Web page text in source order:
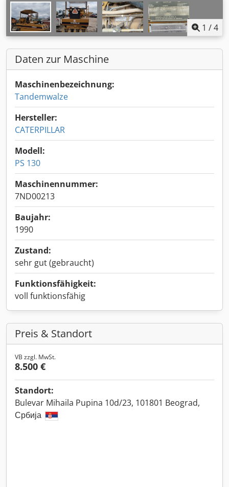
1 /4
Daten zur Maschine
Maschinenbezeichnung:
Tandemwalze
Hersteller:
CATERPILLAR
Modell:
PS 130
Maschinennummer:
7ND00213
Baujahr:
1990
Zustand:
sehr gut (gebraucht)
Funktionsfähigkeit:
voll funktionsfähig
Preis & Standort
VB zzgl. MwSt.
8.500 €
Standort:
Bulevar Mihaila Pupina 10d/23, 101801 Beograd,
Србија